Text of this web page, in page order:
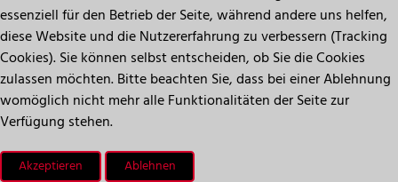
Impressum
Datenschutz
Seitenanfang
essenziell für den Betrieb der Seite, während andere uns helfen,
diese Website und die Nutzererfahrung zu verbessern (Tracking
Cookies). Sie können selbst entscheiden, ob Sie die Cookies
zulassen möchten. Bitte beachten Sie, dass bei einer Ablehnung
womöglich nicht mehr alle Funktionalitäten der Seite zur
Verfügung stehen.
Akzeptieren Ablehnen